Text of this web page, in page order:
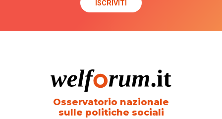
Osservatorio nazionale
sulle politiche sociali